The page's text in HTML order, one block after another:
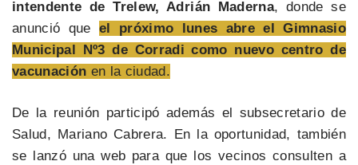
intendente de Trelew, Adrián Maderna, donde se
anunció que el próximo lunes abre el Gimnasio
Municipal Nº3 de Corradi como nuevo centro de
vacunación en la ciudad.
De la reunión participó además el subsecretario de
Salud, Mariano Cabrera. En la oportunidad, también
se lanzó una web para que los vecinos consulten a